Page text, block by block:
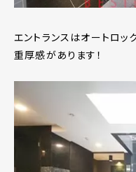
エントランスはオートロ
重厚感があります！